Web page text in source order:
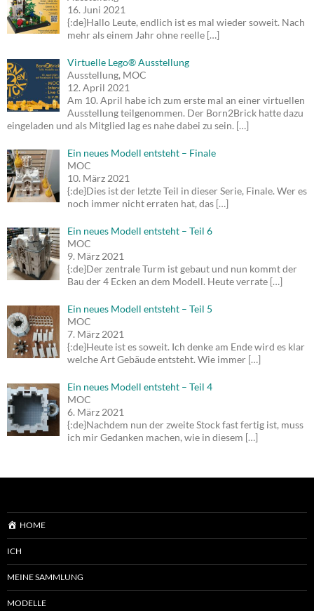
16. Juni 2021
{:de}Hallo Leute, endlich ist es mal wieder soweit. Nach
mehr als einem Jahr ohne reelle […]
Virtuelle Lego® Ausstellung
Ausstellung, MOC
12. April 2021
Am 10. April habe ich zum erste mal an einer virtuellen
Ausstellung teilgenommen. Der Born2Brick hatte dazu
eingeladen und als Mitglied lag es nahe dabei zu sein. […]
Ein neues Modell entsteht – Finale
MOC
10. März 2021
{:de}Dies ist der letzte Teil in dieser Serie, Finale. Wer es
noch immer nicht erraten hat, das […]
Ein neues Modell entsteht – Teil 6
MOC
9. März 2021
{:de}Der zentrale Turm ist gebaut und nun kommt der
Bau der 4 Ecken an dem Modell. Heute verrate […]
Ein neues Modell entsteht – Teil 5
MOC
7. März 2021
{:de}Heute ist es soweit. Ich denke am Ende wird es klar
welche Art Gebäude entsteht. Wie immer […]
Ein neues Modell entsteht – Teil 4
MOC
6. März 2021
{:de}Nachdem nun der zweite Stock fast fertig ist, muss
ich mir Gedanken machen, wie in diesem […]
HOME
ICH
MEINE SAMMLUNG
MODELLE